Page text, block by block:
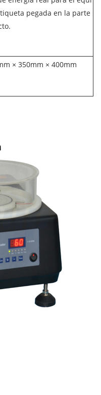
pegada en la parte
× 350mm × 400mm